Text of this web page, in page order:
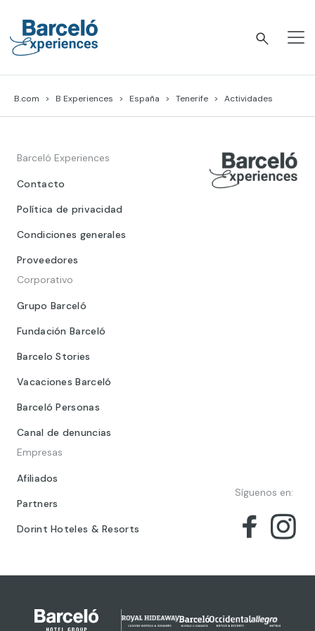
content
B.com B Experiences España Tenerife Actividades
Barceló Experiences
Contacto
Política de privacidad
Condiciones generales
Proveedores
Corporativo
Grupo Barceló
Fundación Barceló
Barcelo Stories
Vacaciones Barceló
Barceló Personas
Canal de denuncias
Empresas
Afiliados
Partners
Dorint Hoteles & Resorts
Síguenos en: